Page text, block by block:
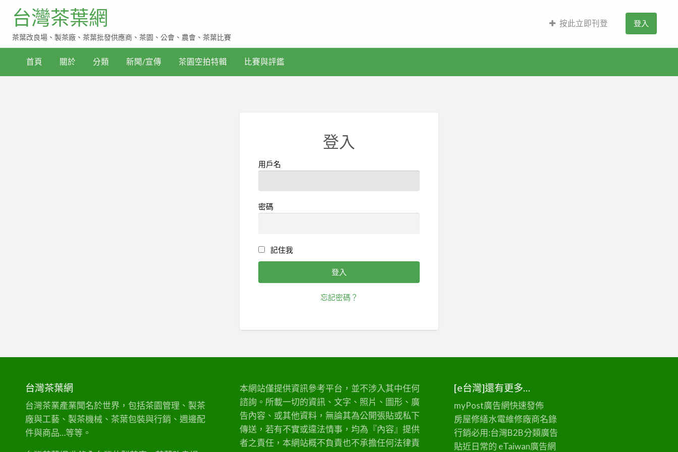
與
台灣茶葉網
茶葉改良場、製茶廠、茶葉批發供應商、茶園、公會、農會、茶葉比賽
按此立即刊登 登入
首頁 關於 分類 新聞/宣傳 茶園空拍特輯 比賽與評鑑
登入
用戶名
密碼
記住我
忘記密碼？
台灣茶葉網
台灣茶業產業聞名於世界，包括茶園管理、製茶
廠與工藝、製茶機械、茶葉包裝與行銷、週邊配
件與商品…等等。
本網站僅提供資訊參考平台，並不涉入其中任何
諮詢。所載一切的資訊、文字、照片、圖形、廣
告內容、或其他資料，無論其為公開張貼或私下
傳送，若有不實或違法情事，均為『內容』提供
者之責任，本網站概不負責也不承擔任何法律責
[e台灣]還有更多…
myPost廣告網快速發佈
房屋修繕水電維修廠商名錄
行銷必用:台灣B2B分類廣告
貼近日常的 eTaiwan廣告網